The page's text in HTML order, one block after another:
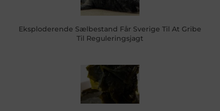
Eksploderende Sælbestand Får Sverige Til At Gribe
Til Reguleringsjagt